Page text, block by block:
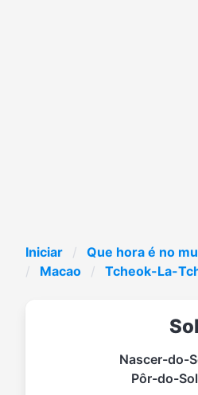
Iniciar Que hora é no
Macao
Tcheok-La-
Sol
Nascer-do-
Pôr-do-Sol